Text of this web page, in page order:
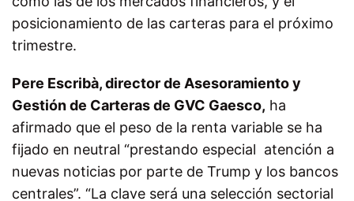
posicionamiento de las carteras para el próximo
trimestre.
Pere Escribà, director de Asesoramiento y
Gestión de Carteras de GVC Gaesco, ha
afirmado que el peso de la renta variable se ha
fijado en neutral “prestando especial atención a
nuevas noticias por parte de Trump y los bancos
centrales”. “La clave será una selección sectorial